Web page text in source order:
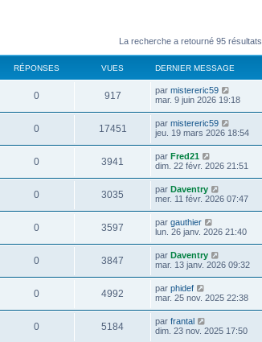
La recherche a retourné 95 résultats
RÉPONSES VUES DERNIER MESSAGE
0 917 par mistereric59
mar. 9 juin 2026 19:18
0 17451 par mistereric59
jeu. 19 mars 2026 18:54
0 3941 par Fred21
dim. 22 févr. 2026 21:51
0 3035 par Daventry
mer. 11 févr. 2026 07:47
0 3597 par gauthier
lun. 26 janv. 2026 21:40
0 3847 par Daventry
mar. 13 janv. 2026 09:32
0 4992 par phidef
mar. 25 nov. 2025 22:38
0 5184 par frantal
dim. 23 nov. 2025 17:50